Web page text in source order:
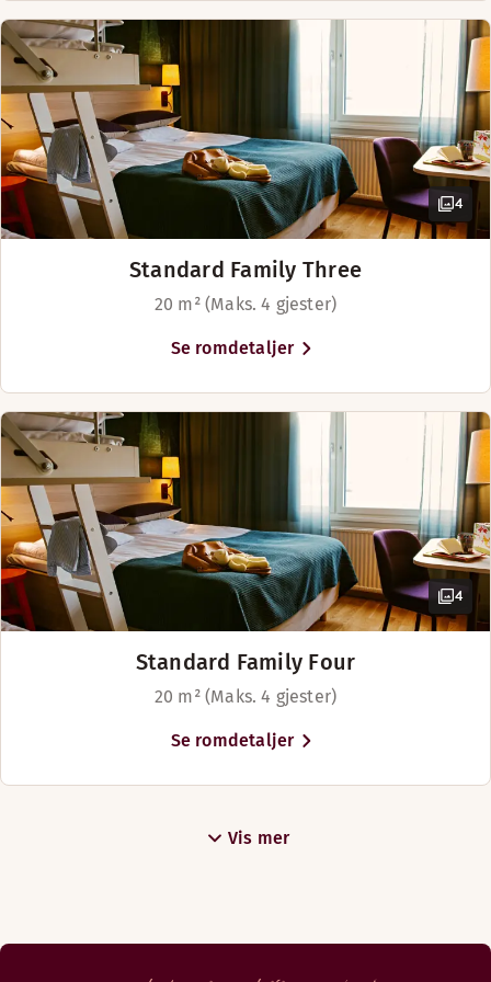
4
Standard Family Three
20 m² (Maks. 4 gjester)
Se romdetaljer
4
Standard Family Four
20 m² (Maks. 4 gjester)
Se romdetaljer
Vis mer